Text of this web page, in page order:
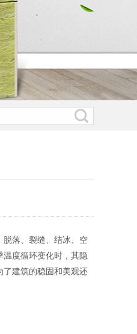
脱落、裂缝、结冰、空
温度循环变化时，其隐
了建筑的稳固和美观还